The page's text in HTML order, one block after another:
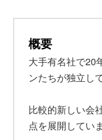
概要
大手有名社で20
ンたちが独立し
比較的新しい会
点を展開していま